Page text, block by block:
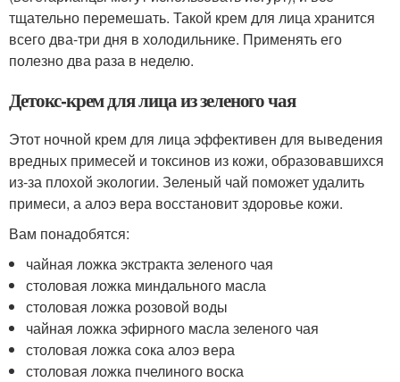
тщательно перемешать. Такой крем для лица хранится
всего два-три дня в холодильнике. Применять его
полезно два раза в неделю.
Детокс-крем для лица из зеленого чая
Этот ночной крем для лица эффективен для выведения
вредных примесей и токсинов из кожи, образовавшихся
из-за плохой экологии. Зеленый чай поможет удалить
примеси, а алоэ вера восстановит здоровье кожи.
Вам понадобятся:
чайная ложка экстракта зеленого чая
столовая ложка миндального масла
столовая ложка розовой воды
чайная ложка эфирного масла зеленого чая
столовая ложка сока алоэ вера
столовая ложка пчелиного воска